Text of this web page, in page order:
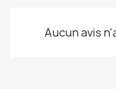
Aucun avis